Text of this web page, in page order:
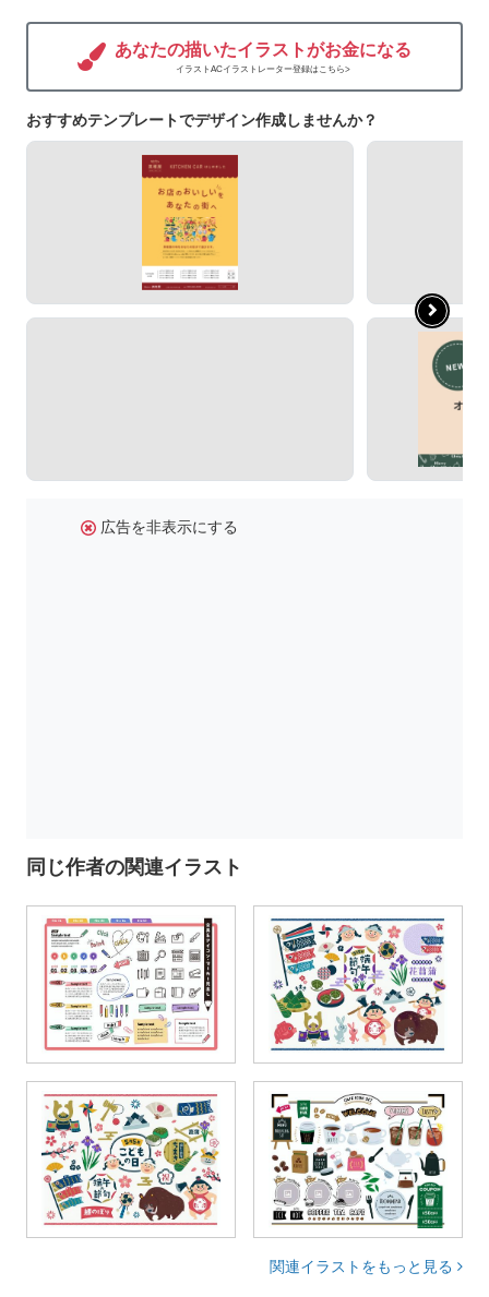
あなたの描いたイラストがお金になる
イラストACイラストレーター登録はこちら>
おすすめテンプレートでデザイン作成しませんか？
広告を非表示にする
同じ作者の関連イラスト
関連イラストをもっと見る